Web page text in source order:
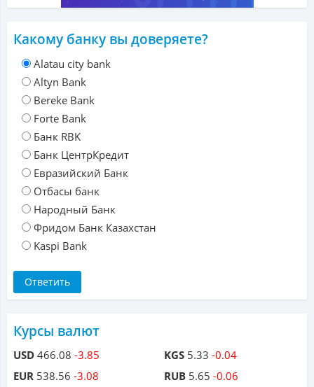
Какому банку вы доверяете?
Alatau city bank
Altyn Bank
Bereke Bank
Forte Bank
Банк RBK
Банк ЦентрКредит
Евразийский Банк
Отбасы банк
Народный Банк
Фридом Банк Казахстан
Kaspi Bank
Курсы валют
USD 466.08 -3.85
EUR 538.56 -3.08
KGS 5.33 -0.04
RUB 5.65 -0.06